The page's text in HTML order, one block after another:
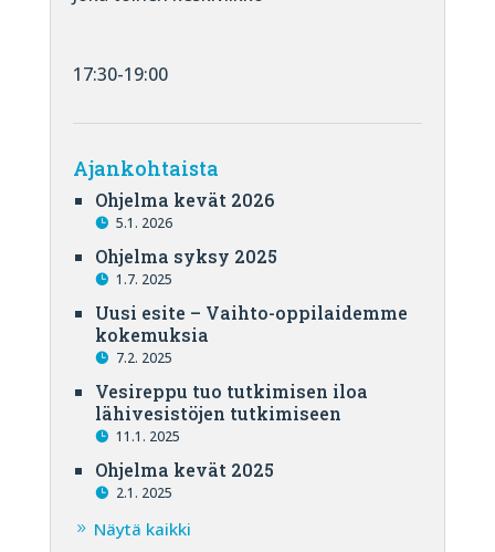
17:30-19:00
Ajankohtaista
Ohjelma kevät 2026
5.1. 2026
Ohjelma syksy 2025
1.7. 2025
Uusi esite – Vaihto-oppilaidemme
kokemuksia
7.2. 2025
Vesireppu tuo tutkimisen iloa
lähivesistöjen tutkimiseen
11.1. 2025
Ohjelma kevät 2025
2.1. 2025
Näytä kaikki